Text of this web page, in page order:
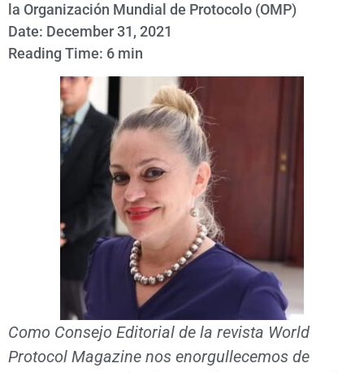
la Organización Mundial de Protocolo (OMP)
Date: December 31, 2021
Reading Time: 6 min
Como Consejo Editorial de la revista World
Protocol Magazine nos enorgullecemos de